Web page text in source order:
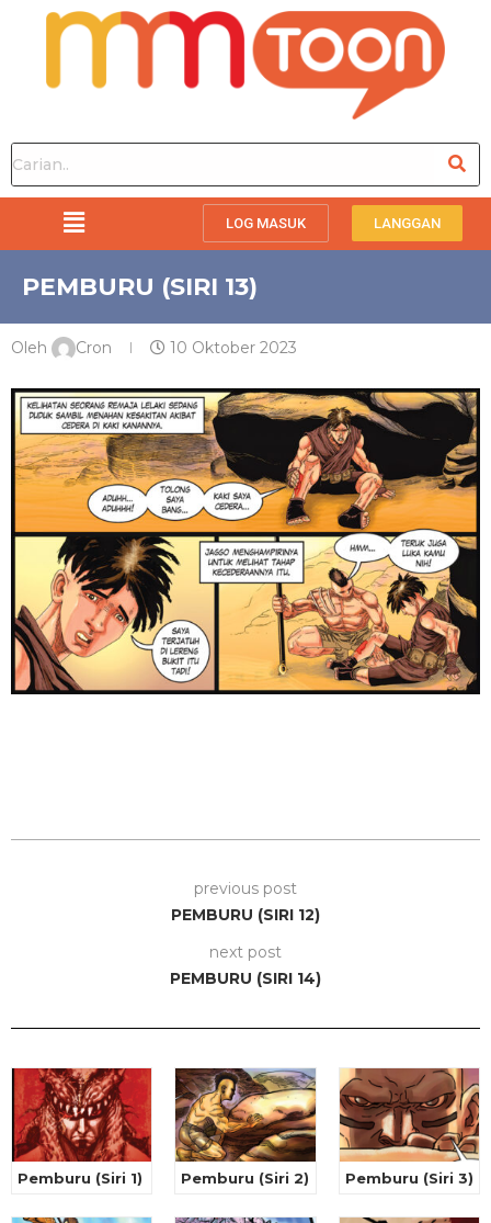
LOG MASUK LANGGAN
PEMBURU (SIRI 13)
Oleh Cron 10 Oktober 2023
previous post
PEMBURU (SIRI 12)
next post
PEMBURU (SIRI 14)
Pemburu (Siri 1) Pemburu (Siri 2) Pemburu (Siri 3)